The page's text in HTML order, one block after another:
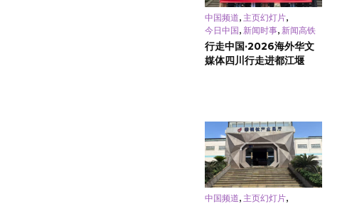
中国频道, 主页幻灯片,
今日中国, 新闻时事, 新闻高铁
行走中国·2026海外华文
媒体四川行走进都江堰
中国频道 主页幻灯片